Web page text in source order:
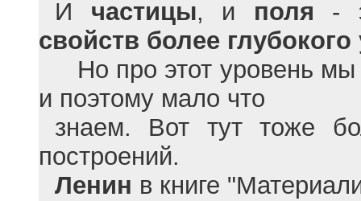
И частицы, и поля -
свойств более
Но про этот уровень мы
и поэтому мало что
знаем. Вот тут тоже
построений.
Ленин в книге